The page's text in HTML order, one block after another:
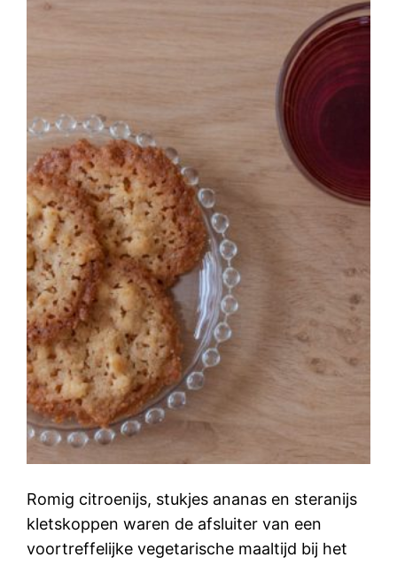
Romig citroenijs, stukjes ananas en steranijs
kletskoppen waren de afsluiter van een
voortreffelijke vegetarische maaltijd bij het